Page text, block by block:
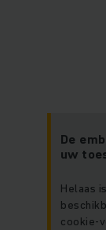
De
uw
Helaas
cookie-